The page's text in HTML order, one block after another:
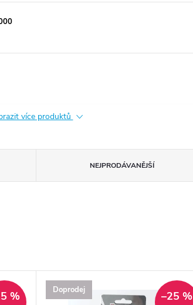
více produktů
NEJPRODÁVANĚJŠÍ
% Doprodej –25 %